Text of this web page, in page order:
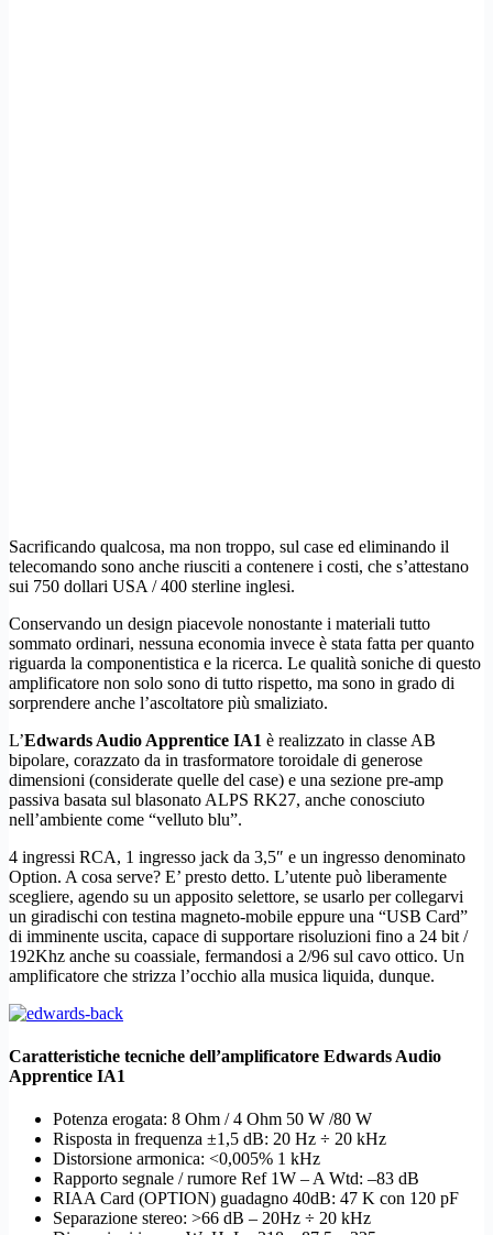
Sacrificando qualcosa, ma non troppo, sul case ed eliminando il
telecomando sono anche riusciti a contenere i costi, che s’attestano
sui 750 dollari USA / 400 sterline inglesi.
Conservando un design piacevole nonostante i materiali tutto
sommato ordinari, nessuna economia invece è stata fatta per quanto
riguarda la componentistica e la ricerca. Le qualità soniche di questo
amplificatore non solo sono di tutto rispetto, ma sono in grado di
sorprendere anche l’ascoltatore più smaliziato.
L’Edwards Audio Apprentice IA1 è realizzato in classe AB
bipolare, corazzato da in trasformatore toroidale di generose
dimensioni (considerate quelle del case) e una sezione pre-amp
passiva basata sul blasonato ALPS RK27, anche conosciuto
nell’ambiente come “velluto blu”.
4 ingressi RCA, 1 ingresso jack da 3,5″ e un ingresso denominato
Option. A cosa serve? E’ presto detto. L’utente può liberamente
scegliere, agendo su un apposito selettore, se usarlo per collegarvi
un giradischi con testina magneto-mobile eppure una “USB Card”
di imminente uscita, capace di supportare risoluzioni fino a 24 bit /
192Khz anche su coassiale, fermandosi a 2/96 sul cavo ottico. Un
amplificatore che strizza l’occhio alla musica liquida, dunque.
Caratteristiche tecniche dell’amplificatore Edwards Audio
Apprentice IA1
Potenza erogata: 8 Ohm / 4 Ohm 50 W /80 W
Risposta in frequenza ±1,5 dB: 20 Hz ÷ 20 kHz
Distorsione armonica: <0,005% 1 kHz
Rapporto segnale / rumore Ref 1W – A Wtd: –83 dB
RIAA Card (OPTION) guadagno 40dB: 47 K con 120 pF
Separazione stereo: >66 dB – 20Hz ÷ 20 kHz